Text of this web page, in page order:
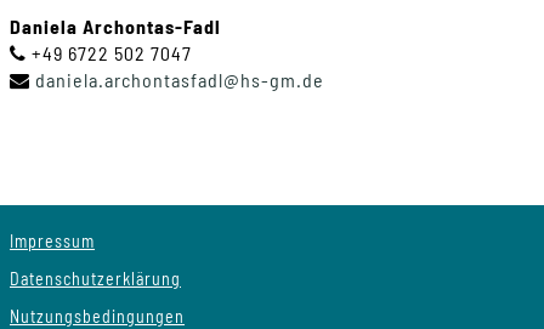
Daniela Archontas-Fadl
+49 6722 502 7047
daniela.archontasfadl@hs-gm.de
Impressum
Datenschutzerklärung
Nutzungsbedingungen